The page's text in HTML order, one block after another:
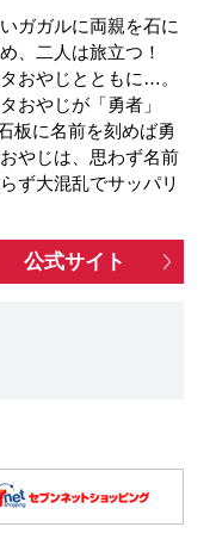
ガガルに両親を石に
、二人は旅立つ！
おやじとともに…。
おやじが「勇者」
に名前を刻めば勇
やじは、思わず名前
ず大混乱でサッパリ
公式サイト